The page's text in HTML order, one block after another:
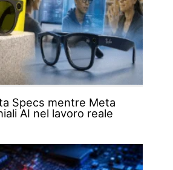
Specs mentre Meta
AI nel lavoro reale